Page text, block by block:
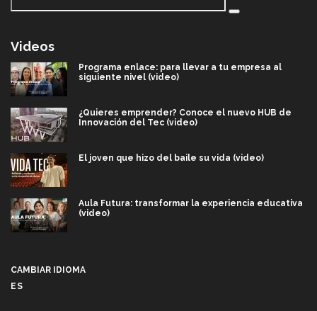
Videos
Programa enlace: para llevar a tu empresa al
siguiente nivel (video)
¿Quieres emprender? Conoce el nuevo HUB de
Innovación del Tec (video)
El joven que hizo del baile su vida (video)
Aula Futura: transformar la experiencia educativa
(video)
CAMBIAR IDIOMA
ES